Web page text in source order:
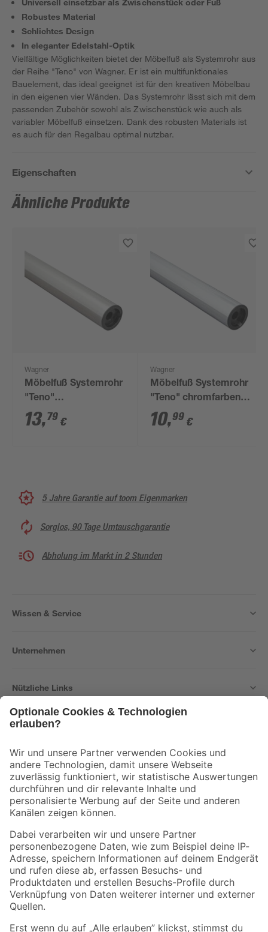
Universell einsetzbar als Zwischenstück oder Fuß
Robustes Material
Schlichtes Design
In eleganter Edelstahl-Optik
Vielfältige Möglichkeiten bietet der Möbelfuß als Systemrohr aus
der Reihe "Teno" von Wagner. Er ist ein multifunktionales
Bauelement, das ideal geeignet ist für den kreativen Möbelbau
in den eigenen vier Wänden. Das Systemrohr lässt sich mit dem
passenden Zubehör sowohl als Zwischenstück wie auch als
variabler Möbelfuß einsetzen. Dank des robusten Materials ist
es auch für den Regalbau optimal nutzbar.
Eigenschaften
Ähnliche Produkte
Wagner
Möbelfuß Systemrohr
"Teno"
edelstahlfarben Ø 30
x 718 mm
13,79 €
Wagner
Möbelfuß Systemrohr
"Teno" chromfarben Ø
30 x 718 mm
10,99 €
5 Jahre Garantie auf toom Eigenmarken
Sorglos, 90 Tage Umtauschgarantie
Abholung im Markt in 2 Stunden
Wissen & Service
Unternehmen
Nützliche Links
Der toom Newsletter: Keine Angebote und Aktionen mehr verpassen!
Zur Newsletter Anmeldung
Folge uns
Zahlungsarten Versandarten
Sicher einkaufen